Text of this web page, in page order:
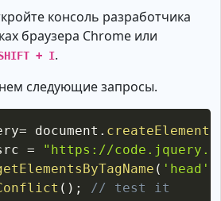
консоль разработчика
браузера Chrome или
SHIFT + I.
следующие запросы.
= document . createElement
=
"https://
( 'head'
( ) ; // test it